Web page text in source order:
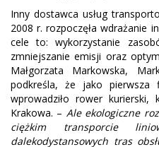
Inny dostawca usług
2008 r. rozpoczęła wdrażanie
cele to: wykorzystanie
zmniejszanie emisji oraz
Małgorzata Markowska,
podkreśla, że jako pierwsza
wprowadziło rower kurierski,
Krakowa. – Ale ekologiczne
ciężkim transporcie
dalekodystansowych tras